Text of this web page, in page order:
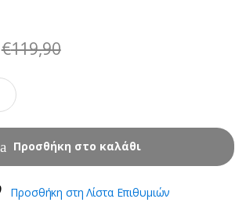
€119,90
Προσθήκη στο καλάθι
Προσθήκη στη Λίστα Επιθυμιών